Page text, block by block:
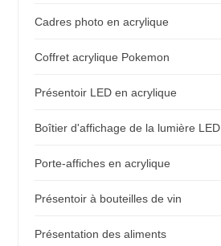
Cadres photo en acrylique
Coffret acrylique Pokemon
Présentoir LED en acrylique
Boîtier d'affichage de la lumière LED
Porte-affiches en acrylique
Présentoir à bouteilles de vin
Présentation des aliments